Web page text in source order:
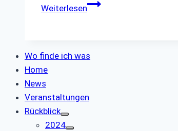
WeiterlesenSommerfest
Wo finde ich was
Home
News
Veranstaltungen
Rückblick
2024